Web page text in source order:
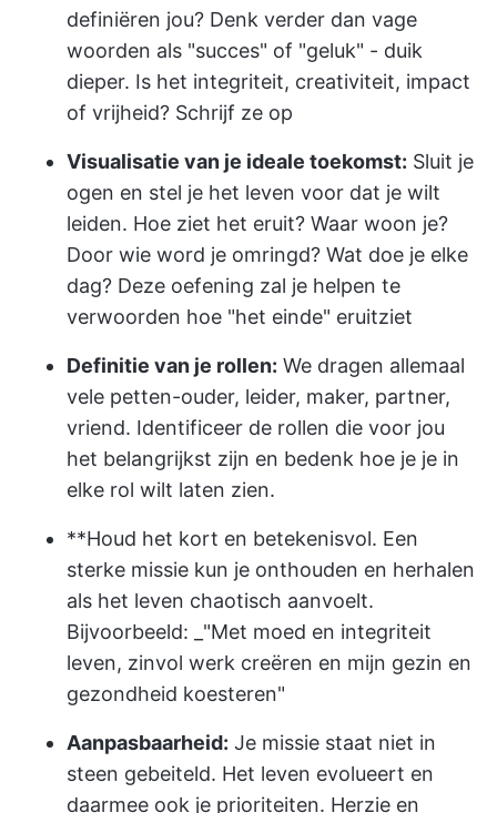
definiëren jou? Denk verder dan vage
woorden als "succes" of "geluk" - duik
dieper. Is het integriteit, creativiteit, impact
of vrijheid? Schrijf ze op
Visualisatie van je ideale toekomst: Sluit je
ogen en stel je het leven voor dat je wilt
leiden. Hoe ziet het eruit? Waar woon je?
Door wie word je omringd? Wat doe je elke
dag? Deze oefening zal je helpen te
verwoorden hoe "het einde" eruitziet
Definitie van je rollen: We dragen allemaal
vele petten-ouder, leider, maker, partner,
vriend. Identificeer de rollen die voor jou
het belangrijkst zijn en bedenk hoe je je in
elke rol wilt laten zien.
**Houd het kort en betekenisvol. Een
sterke missie kun je onthouden en herhalen
als het leven chaotisch aanvoelt.
Bijvoorbeeld: _"Met moed en integriteit
leven, zinvol werk creëren en mijn gezin en
gezondheid koesteren"
Aanpasbaarheid: Je missie staat niet in
steen gebeiteld. Het leven evolueert en
daarmee ook je prioriteiten. Herzie en